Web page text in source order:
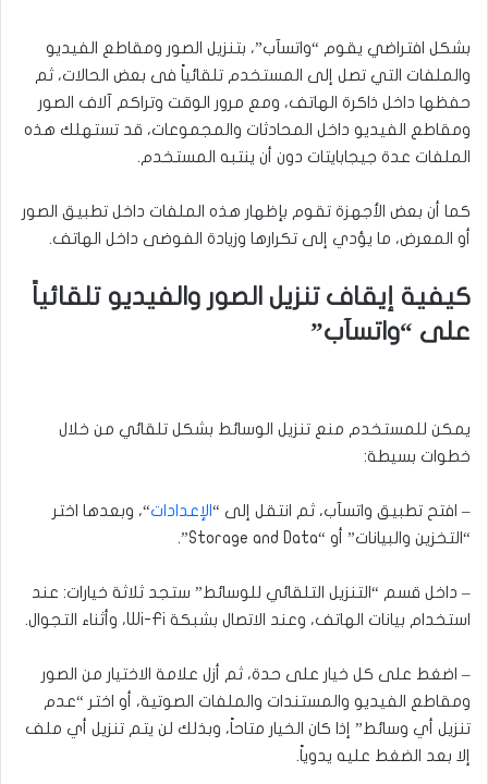
بشكل افتراضي يقوم “واتسآب”، بتنزيل الصور ومقاطع الفيديو
والملفات التي تصل إلى المستخدم تلقائياً فى بعض الحالات، ثم
حفظها داخل ذاكرة الهاتف، ومع مرور الوقت وتراكم آلاف الصور
ومقاطع الفيديو داخل المحادثات والمجموعات، قد تستهلك هذه
الملفات عدة جيجابايتات دون أن ينتبه المستخدم.
كما أن بعض الأجهزة تقوم بإظهار هذه الملفات داخل تطبيق الصور
أو المعرض، ما يؤدي إلى تكرارها وزيادة الفوضى داخل الهاتف.
كيفية إيقاف تنزيل الصور والفيديو تلقائياً
على “واتسآب”
يمكن للمستخدم منع تنزيل الوسائط بشكل تلقائي من خلال
خطوات بسيطة:
– افتح تطبيق واتسآب، ثم انتقل إلى “ الإعدادات“، وبعدها اختر
“التخزين والبيانات” أو “Storage and Data”.
– داخل قسم “التنزيل التلقائي للوسائط” ستجد ثلاثة خيارات: عند
استخدام بيانات الهاتف، وعند الاتصال بشبكة Wi-Fi، وأثناء التجوال.
– اضغط على كل خيار على حدة، ثم أزل علامة الاختيار من الصور
ومقاطع الفيديو والمستندات والملفات الصوتية، أو اختر “عدم
تنزيل أي وسائط” إذا كان الخيار متاحاً، وبذلك لن يتم تنزيل أي ملف
إلا بعد الضغط عليه يدوياً.